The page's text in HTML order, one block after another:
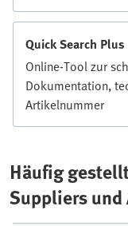
Quick Search Plus
Online-Tool zur
Dokumentation,
Artikelnummer
Häufig
Suppliers